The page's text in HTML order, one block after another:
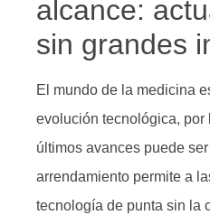
alcance:
sin grandes
El mundo de la medicina
evolución tecnológica,
últimos avances puede
arrendamiento permite a
tecnología de punta sin la